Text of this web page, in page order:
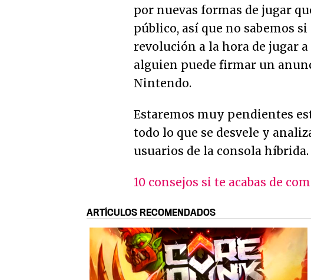
por nuevas formas de jugar
público, así que no sabemos
revolución a la hora de jugar
alguien puede firmar un
Nintendo.
Estaremos muy pendientes
todo lo que se desvele y
usuarios de la consola híbrida.
10 consejos si te acabas de
ARTÍCULOS RECOMENDADOS